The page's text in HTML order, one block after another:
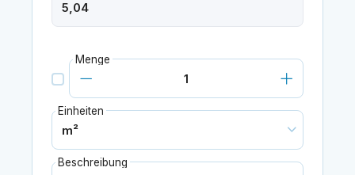
Menge
Einheiten
Beschreibung